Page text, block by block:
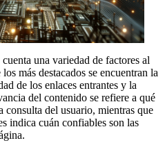
una variedad de factores al
más destacados se encuentran la
de los enlaces entrantes y la
del contenido se refiere a qué
consulta del usuario, mientras que
indica cuán confiables son las